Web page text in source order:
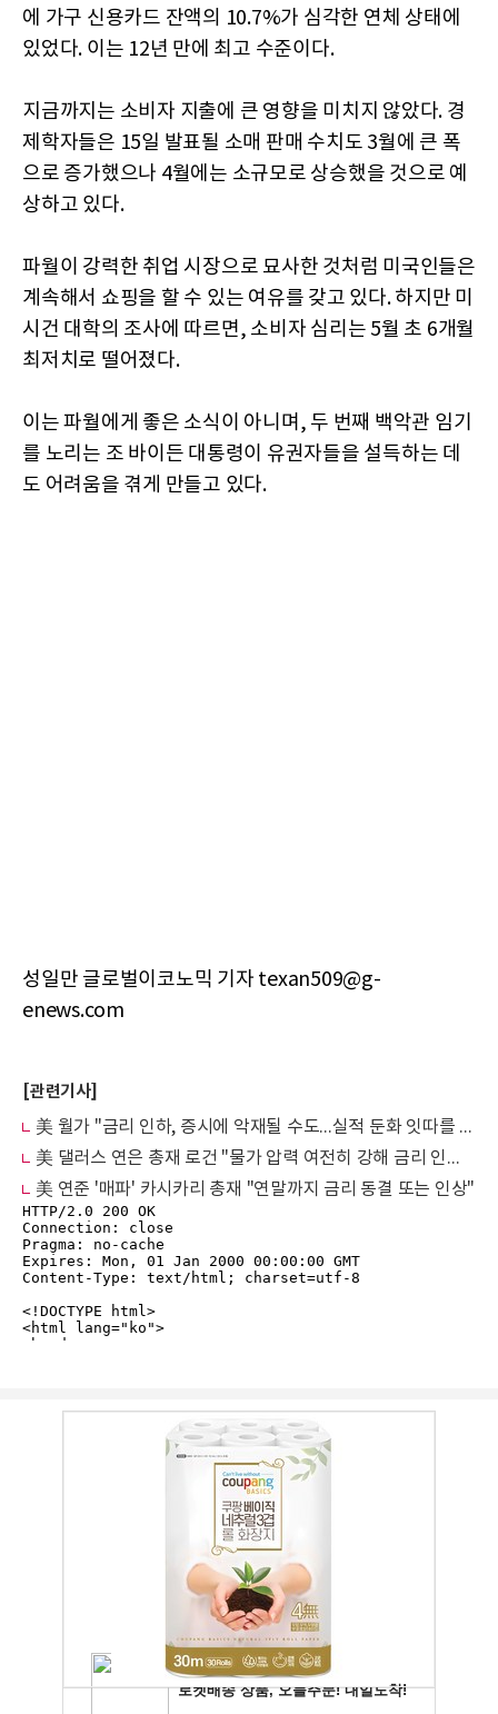
에 가구 신용카드 잔액의 10.7%가 심각한 연체 상태에
있었다. 이는 12년 만에 최고 수준이다.
지금까지는 소비자 지출에 큰 영향을 미치지 않았다. 경
제학자들은 15일 발표될 소매 판매 수치도 3월에 큰 폭
으로 증가했으나 4월에는 소규모로 상승했을 것으로 예
상하고 있다.
파월이 강력한 취업 시장으로 묘사한 것처럼 미국인들은
계속해서 쇼핑을 할 수 있는 여유를 갖고 있다. 하지만 미
시건 대학의 조사에 따르면, 소비자 심리는 5월 초 6개월
최저치로 떨어졌다.
이는 파월에게 좋은 소식이 아니며, 두 번째 백악관 임기
를 노리는 조 바이든 대통령이 유권자들을 설득하는 데
도 어려움을 겪게 만들고 있다.
성일만 글로벌이코노믹 기자 texan509@g-
enews.com
[관련기사]
美 월가 "금리 인하, 증시에 악재될 수도...실적 둔화 잇따를 수 있어"
美 댈러스 연은 총재 로건 "물가 압력 여전히 강해 금리 인하 너무 일러"
美 연준 '매파' 카시카리 총재 "연말까지 금리 동결 또는 인상"